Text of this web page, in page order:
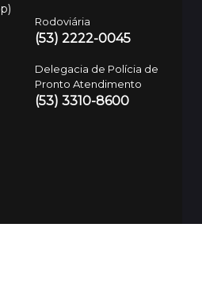
Rodoviária
(53) 2222-0045
Delegacia de Polícia de
Pronto Atendimento
(53) 3310-8600